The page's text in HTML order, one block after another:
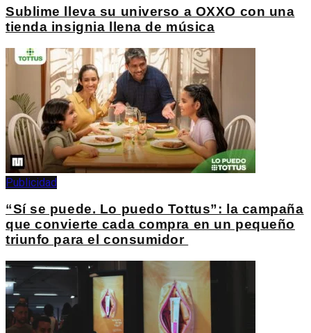
Sublime lleva su universo a OXXO con una
tienda insignia llena de música
Publicidad
“Sí se puede. Lo puedo Tottus”: la campaña
que convierte cada compra en un pequeño
triunfo para el consumidor